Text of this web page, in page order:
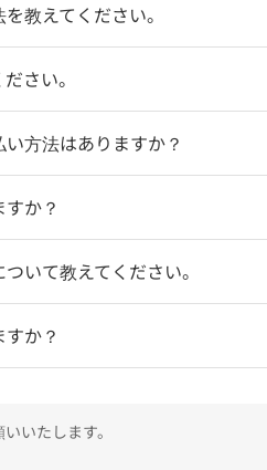
教えてください。
さい。
方法はありますか？
か？
いて教えてください。
か？
いたします。